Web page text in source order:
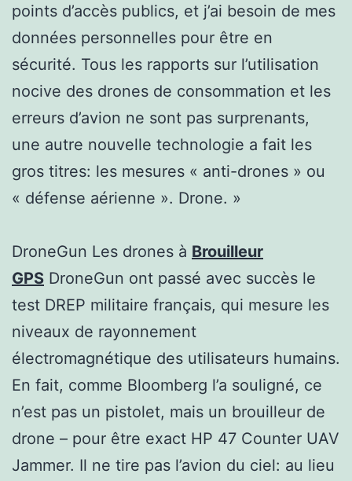
points d’accès publics, et j’ai besoin de mes
données personnelles pour être en
sécurité. Tous les rapports sur l’utilisation
nocive des drones de consommation et les
erreurs d’avion ne sont pas surprenants,
une autre nouvelle technologie a fait les
gros titres: les mesures « anti-drones » ou
« défense aérienne ». Drone. »
DroneGun Les drones à Brouilleur
GPS DroneGun ont passé avec succès le
test DREP militaire français, qui mesure les
niveaux de rayonnement
électromagnétique des utilisateurs humains.
En fait, comme Bloomberg l’a souligné, ce
n’est pas un pistolet, mais un brouilleur de
drone – pour être exact HP 47 Counter UAV
Jammer. Il ne tire pas l’avion du ciel: au lieu